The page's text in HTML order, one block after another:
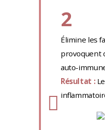
2
Élimine les
provoquent
auto-
Résultat :